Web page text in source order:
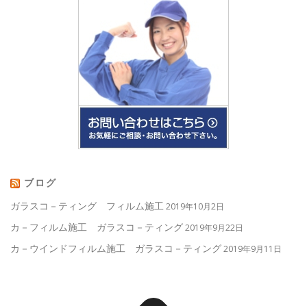
ブログ
ガラスコ－ティング フィルム施工2019年10月2日
カ－フィルム施工 ガラスコ－ティング2019年9月22日
カ－ウインドフィルム施工 ガラスコ－ティング2019年9月11日